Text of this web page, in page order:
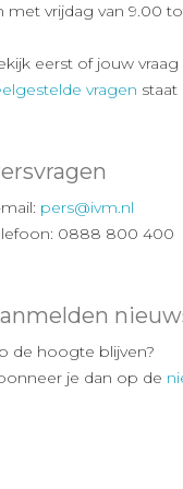
met vrijdag van 9.00
eerst of jouw
vragen staat
pers@ivm.nl
0888 800 400
de hoogte blijven?
je dan op de